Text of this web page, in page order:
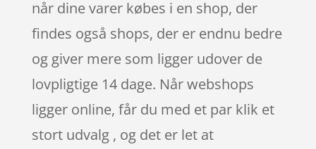
når dine varer købes i en shop, der
findes også shops, der er endnu bedre
og giver mere som ligger udover de
lovpligtige 14 dage. Når webshops
ligger online, får du med et par klik et
stort udvalg , og det er let at